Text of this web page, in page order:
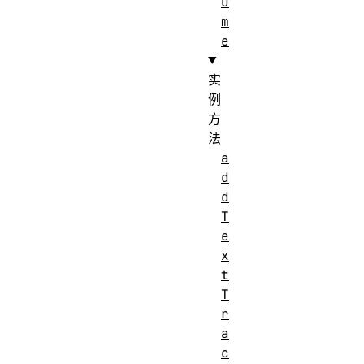
m
e
实
例
方
法
a
d
d
T
e
x
t
T
r
a
c